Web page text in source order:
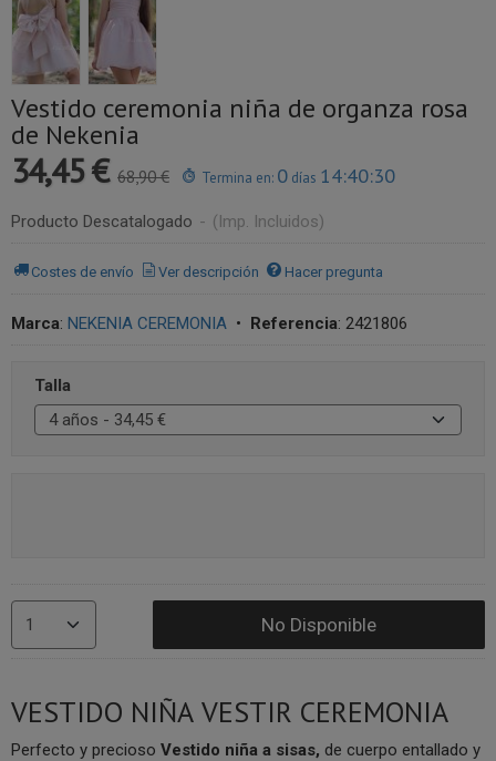
Vestido ceremonia niña de organza rosa
de Nekenia
34,45 € 68,90 € Termina en: 0 días 14:40:30
Producto Descatalogado - (Imp. Incluidos)
Costes de envío Ver descripción Hacer pregunta
Marca: NEKENIA CEREMONIA • Referencia: 2421806
Talla
No Disponible
VESTIDO NIÑA VESTIR CEREMONIA
Perfecto y precioso Vestido niña a sisas, de cuerpo entallado y